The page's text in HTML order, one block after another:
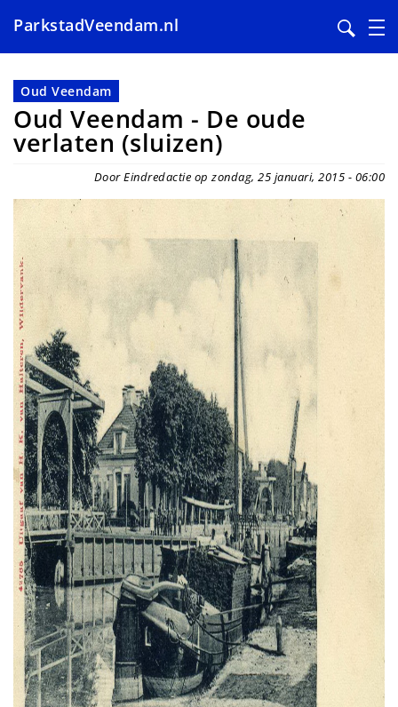
en
naar
de
inhoud
ParkstadVeendam.nl
Oud Veendam
Oud Veendam - De oude
verlaten (sluizen)
Door Eindredactie op zondag, 25 januari, 2015 - 06:00